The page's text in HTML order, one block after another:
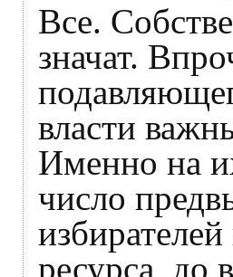
Все.
значат.
власти
Именно на
число
ресурса, до